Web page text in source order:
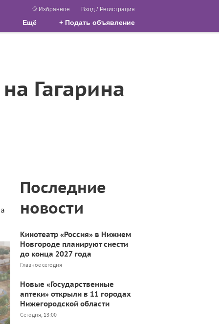
Избранное Вход / Регистрация
Ещё + Подать объявление
Гагарина
Последние
новости
Кинотеатр «Россия» в Нижнем
Новгороде планируют снести
до конца 2027 года
Главное сегодня
Новые «Государственные
аптеки» открыли в 11 городах
Нижегородской области
Сегодня, 13:00